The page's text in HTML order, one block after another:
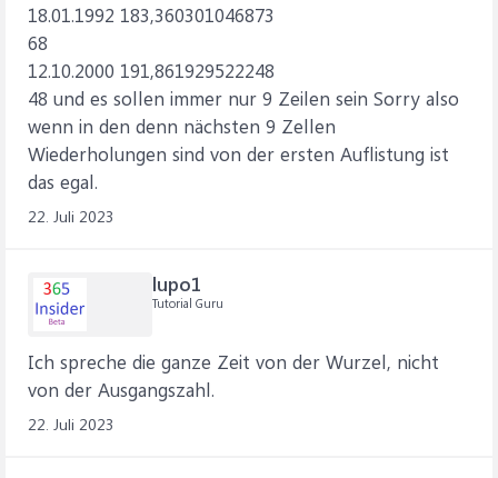
18.01.1992 183,360301046873
68
12.10.2000 191,861929522248
48 und es sollen immer nur 9 Zeilen sein Sorry also
wenn in den denn nächsten 9 Zellen
Wiederholungen sind von der ersten Auflistung ist
das egal.
22. Juli 2023
lupo1
Tutorial Guru
Ich spreche die ganze Zeit von der Wurzel, nicht
von der Ausgangszahl.
22. Juli 2023